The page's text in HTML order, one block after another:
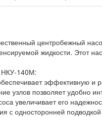
центробежный
жидкости. Этот
НКУ-140М:
эффективную и
узлов позволяет удобно
увеличивает его
с односторонней